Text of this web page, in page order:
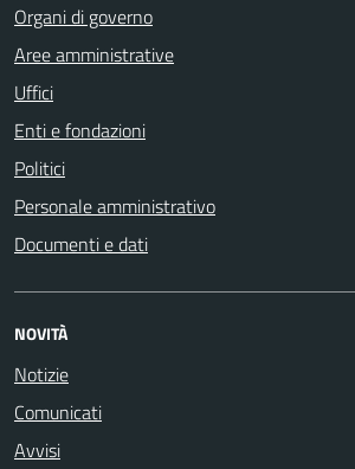
Organi di governo
Aree amministrative
Uffici
Enti e fondazioni
Politici
Personale amministrativo
Documenti e dati
NOVITÀ
Notizie
Comunicati
Avvisi